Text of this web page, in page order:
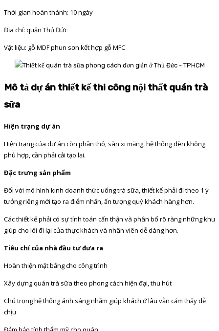
Thời gian hoàn thành: 10 ngày
Địa chỉ: quận Thủ Đức
Vật liệu: gỗ MDF phun sơn kết hợp gỗ MFC
Mô tả dự án thiết kế thi công nội thất quán trà
sữa
Hiện trạng dự án
Hiện trạng của dự án còn phần thô, sàn xi măng, hệ thống đèn không
phù hợp, cần phải cải tạo lại.
Đặc trưng sản phẩm
Đối với mô hình kinh doanh thức uống trà sữa, thiết kế phải đi theo 1 ý
tưởng riêng mới tạo ra điểm nhấn, ấn tượng quý khách hàng hơn.
Các thiết kế phải có sự tính toán cẩn thận và phân bổ rõ ràng những khu
giúp cho lối đi lại của thực khách và nhân viên dễ dàng hơn.
Tiêu chí của nhà đầu tư đưa ra
Hoàn thiện mặt bằng cho công trình
Xây dựng quán trà sữa theo phong cách hiện đại, thu hút
Chú trọng hệ thống ánh sáng nhằm giúp khách ở lâu vẫn cảm thấy dễ
chịu